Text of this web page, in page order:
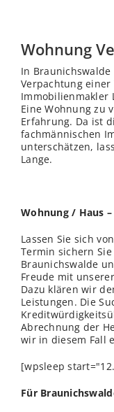
Wohnung
In
Verpachtung
Immobilienmakler
Eine Wohnung zu
Erfahrung. Da ist
fachmännischen
unterschätzen,
Lange.
Wohnung / Haus
Lassen Sie sich
Termin sichern
Braunichswalde
Freude mit
Dazu klären wir
Leistungen. Die
Abrechnung der
wir in diesem Fall
[wpsleep
Für